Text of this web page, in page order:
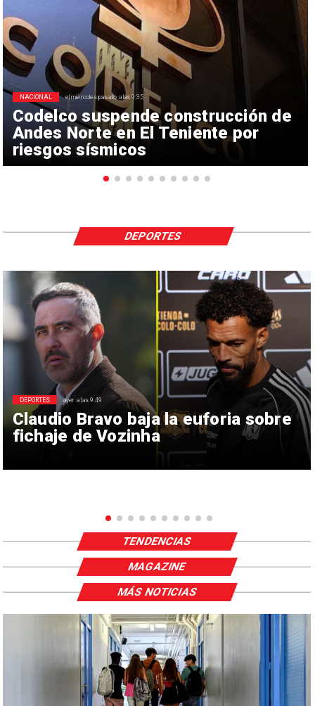
Codelco suspende construcción de
Andes Norte en El Teniente por
riesgos sísmicos
NACIONAL el miércoles pasado a las 9:35
Claudio Bravo baja la euforia sobre
fichaje de Vozinha
DEPORTES ayer a las 9:49
DEPORTES
TENDENCIAS
MAGAZINE
MÁS NOTICIAS